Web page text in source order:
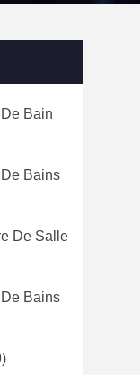
Bain
Bains
De Salle
Bains